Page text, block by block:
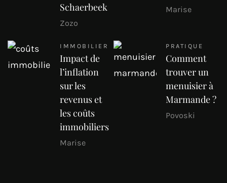
Schaerbeek
Zozo
Marise
IMMOBILIER
Impact de
l’inflation
sur les
revenus et
les coûts
immobiliers
Marise
PRATIQUE
Comment
trouver un
menuisier à
Marmande ?
Povoski